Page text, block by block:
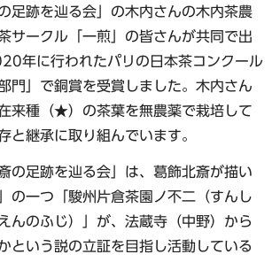
足跡を辿る会」の木内さんの木内茶農
サークル「一煎」の皆さんが共同で出
年に行われたパリの日本茶コンクール
門」で銅賞を受賞しました。木内さん
来種（★）の茶葉を無農薬で栽培して
と継承に取り組んでいます。
の足跡を辿る会」は、葛飾北斎が描い
の一つ「駿州片倉茶園ノ不二（すんし
んのふじ）」が、法蔵寺（中野）から
という説の立証を目指し活動している